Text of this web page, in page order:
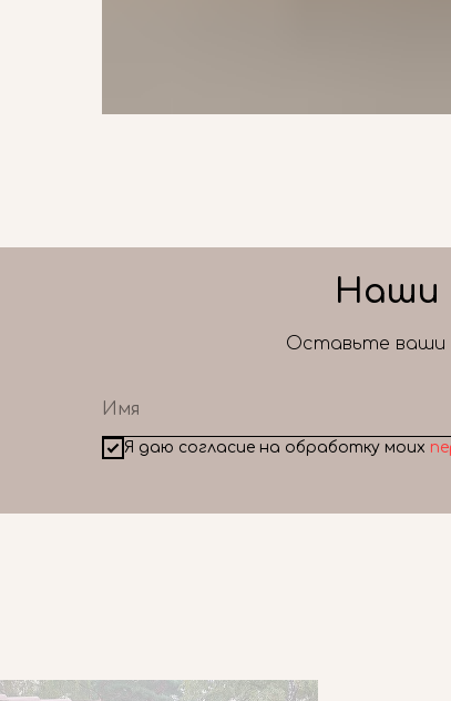
Я даю согласие на обработку моих
Наши
Оставьте ваши